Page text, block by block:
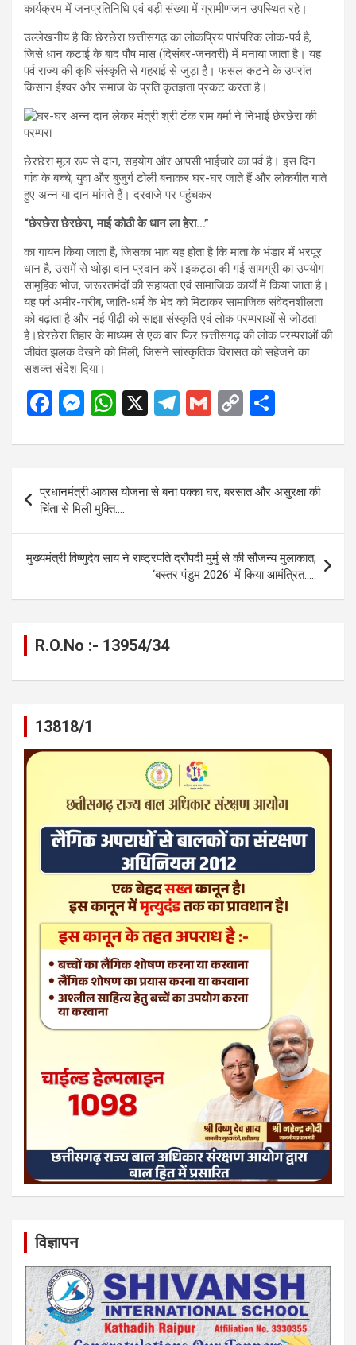
कार्यक्रम में जनप्रतिनिधि एवं बड़ी संख्या में ग्रामीणजन उपस्थित रहे।
उल्लेखनीय है कि छेरछेरा छत्तीसगढ़ का लोकप्रिय पारंपरिक लोक-पर्व है,
जिसे धान कटाई के बाद पौष मास (दिसंबर-जनवरी) में मनाया जाता है। यह
पर्व राज्य की कृषि संस्कृति से गहराई से जुड़ा है। फसल कटने के उपरांत
किसान ईश्वर और समाज के प्रति कृतज्ञता प्रकट करता है।
छेरछेरा मूल रूप से दान, सहयोग और आपसी भाईचारे का पर्व है। इस दिन
गांव के बच्चे, युवा और बुजुर्ग टोली बनाकर घर-घर जाते हैं और लोकगीत गाते
हुए अन्न या दान मांगते हैं। दरवाजे पर पहुंचकर
“छेरछेरा छेरछेरा, माई कोठी के धान ला हेरा…”
का गायन किया जाता है, जिसका भाव यह होता है कि माता के भंडार में भरपूर
धान है, उसमें से थोड़ा दान प्रदान करें।इकट्ठा की गई सामग्री का उपयोग
सामूहिक भोज, जरूरतमंदों की सहायता एवं सामाजिक कार्यों में किया जाता है।
यह पर्व अमीर-गरीब, जाति-धर्म के भेद को मिटाकर सामाजिक संवेदनशीलता
को बढ़ाता है और नई पीढ़ी को साझा संस्कृति एवं लोक परम्पराओं से जोड़ता
है।छेरछेरा तिहार के माध्यम से एक बार फिर छत्तीसगढ़ की लोक परम्पराओं की
जीवंत झलक देखने को मिली, जिसने सांस्कृतिक विरासत को सहेजने का
सशक्त संदेश दिया।
F
ce
o
o
k
M
se
n
g
er
W
at
s
A
p
p
X
T
e
a
m
G
ail
C
py
Li
n
k
ar
navigation
प्रधानमंत्री आवास योजना से बना पक्का घर, बरसात और असुरक्षा की
चिंता से मिली मुक्ति….
मुख्यमंत्री विष्णुदेव साय ने राष्ट्रपति द्रौपदी मुर्मु से की सौजन्य मुलाकात,
‘बस्तर पंडुम 2026’ में किया आमंत्रित…..
R.O.No :- 13954/34
13818/1
विज्ञापन